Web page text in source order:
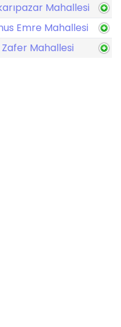
Mahallesi
Emre Mahallesi
Zafer Mahallesi